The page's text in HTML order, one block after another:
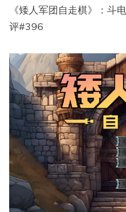
《矮人军团自走棋》：
评#396